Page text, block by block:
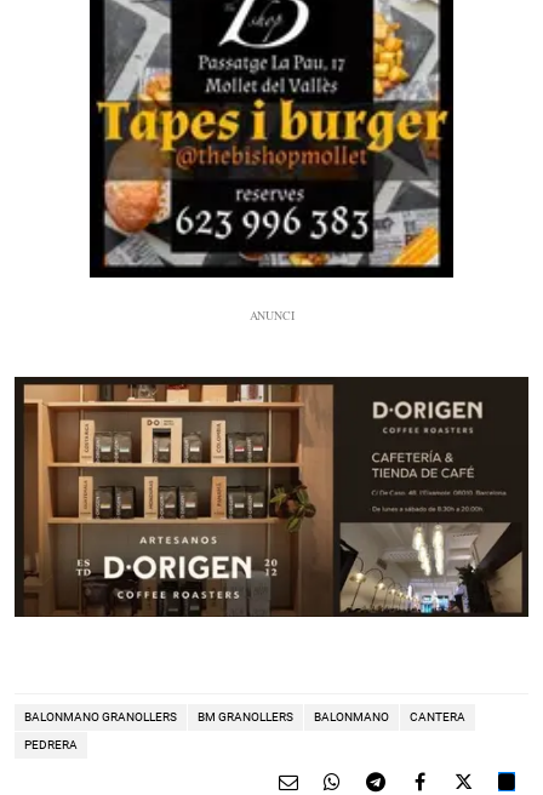
BALONMANO GRANOLLERS BM GRANOLLERS BALONMANO CANTERA
PEDRERA